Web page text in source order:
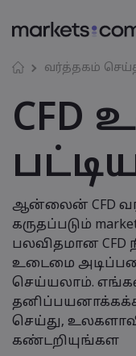
வர்த்தகம்
ஆன்லைன் CFD
கருதப்படும்
பலவிதமான CFD
உடைமை
செய்யலாம்.
செய்து,
கண்டறியுங்கள